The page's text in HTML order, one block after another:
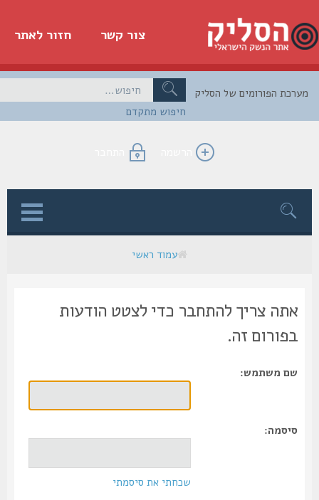
חזור לאתר צור קשר
חיפוש מתקדם
הפורומים של הסליק
הרשמה התחבר
עמוד ראשי
אתה צריך להתחבר כדי לצטט הודעות
בפורום זה.
שם משתמש:
סיסמה:
שכחתי את סיסמתי